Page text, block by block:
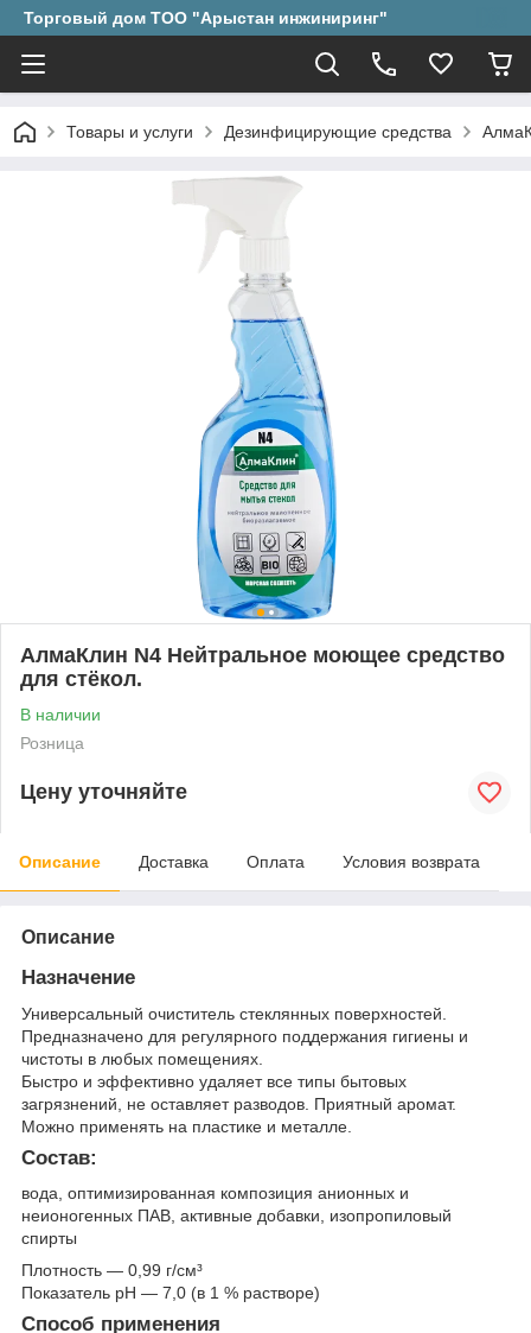
Торговый дом ТОО "Арыстан инжиниринг"
Товары и услуги Дезинфицирующие средства
АлмаКлин N4 Нейтральное моющее средство
для стёкол.
В наличии
Розница
Цену уточняйте
Описание Доставка Оплата Условия возврата
Описание
Назначение
Универсальный очиститель стеклянных поверхностей.
Предназначено для регулярного поддержания гигиены и
чистоты в любых помещениях.
Быстро и эффективно удаляет все типы бытовых
загрязнений, не оставляет разводов. Приятный аромат.
Можно применять на пластике и металле.
Состав:
вода, оптимизированная композиция анионных и
неионогенных ПАВ, активные добавки, изопропиловый
спирты
Плотность — 0,99 г/см³
Показатель pH — 7,0 (в 1 % растворе)
Способ применения